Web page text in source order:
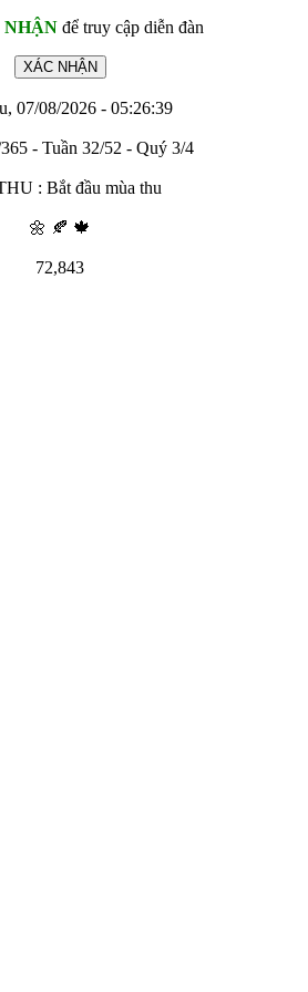
NHẬNđể truy cập diễn đàn
07/08/2026 - 05:26:39
- Tuần 32/52 - Quý 3/4
: Bắt đầu mùa thu
🌼 🍂 🍁
72,843